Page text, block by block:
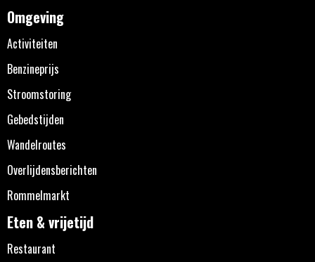
Omgeving
Activiteiten
Benzineprijs
Stroomstoring
Gebedstijden
Wandelroutes
Overlijdensberichten
Rommelmarkt
Eten & vrijetijd
Restaurant